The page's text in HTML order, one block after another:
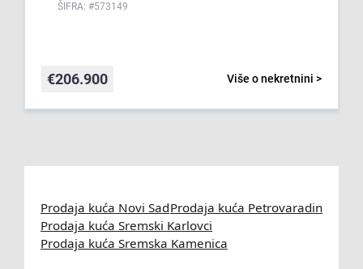
ŠIFRA: #573149
Više o nekretnini >
€206.900
Prodaja kuća Novi SadProdaja kuća Petrovaradin
Prodaja kuća Sremski Karlovci
Prodaja kuća Sremska Kamenica